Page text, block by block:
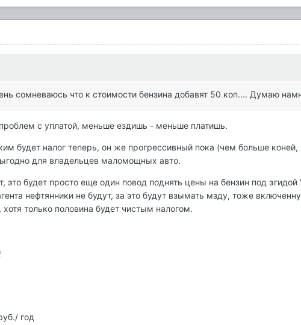
сомневаюсь что к стоимости бензина добавят 50 коп.... Думаю
с уплатой, меньше ездишь - меньше платишь.
будет налог теперь, он же прогрессивный пока (чем больше
для владельцев маломощных авто.
это будет просто еще один повод поднять цены на бензин под
нефтянники не будут, за это будут взымать мзду, тоже
только половина будет чистым налогом.
год